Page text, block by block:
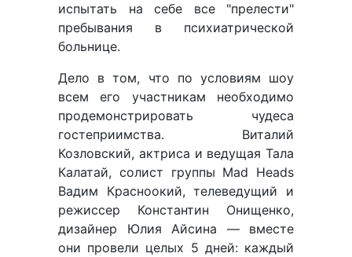
испытать на себе все "прелести"
пребывания в психиатрической
больнице.
Дело в том, что по условиям шоу
всем его участникам необходимо
продемонстрировать чудеса
гостеприимства. Виталий
Козловский, актриса и ведущая Тала
Калатай, солист группы Mad Heads
Вадим Красноокий, телеведущий и
режиссер Константин Онищенко,
дизайнер Юлия Айсина — вместе
они провели целых 5 дней: каждый